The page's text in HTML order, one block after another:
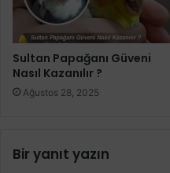
Sultan Papağanı Güveni
Nasıl Kazanılır ?
Ağustos 28, 2025
Bir yanıt yazın